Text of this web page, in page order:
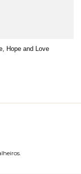
Hope and Love